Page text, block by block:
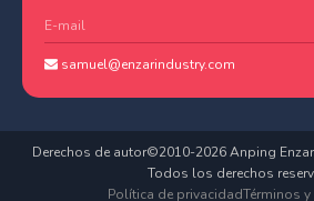
E-mail
samuel@enzarindustry.com
Derechos de autor©2010-2026Anping
Todos los derechos
Política de privacidadTérminos